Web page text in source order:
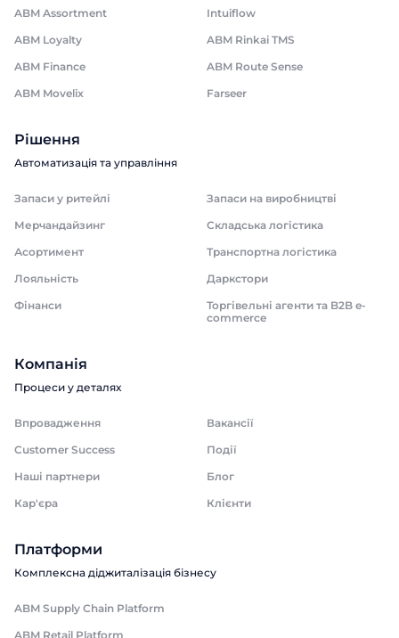
ABM Assortment
Intuiflow
ABM Loyalty
ABM Rinkai TMS
ABM Finance
ABM Route Sense
ABM Movelix
Farseer
Рішення
Автоматизація та управління
Запаси у ритейлі
Запаси на виробництві
Мерчандайзинг
Складська логістика
Асортимент
Транспортна логістика
Лояльність
Даркстори
Фінанси
Торгівельні агенти та B2B e-
commerce
Компанія
Процеси у деталях
Впровадження
Вакансії
Customer Success
Події
Наші партнери
Блог
Кар'єра
Клієнти
Платформи
Комплексна діджиталізація бізнесу
ABM Supply Chain Platform
ABM Retail Platform